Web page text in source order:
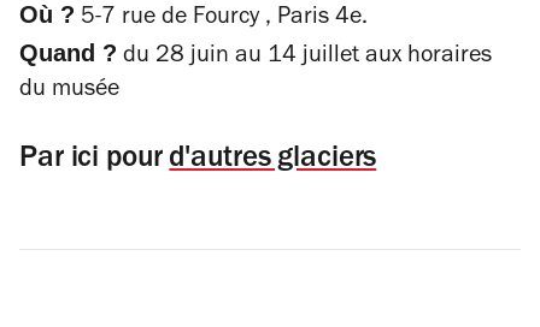
Où ? 5-7 rue de Fourcy , Paris 4e.
Quand ? du 28 juin au 14 juillet aux horaires
du musée
Par ici pourd'autres glaciers